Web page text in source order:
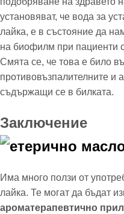
установяват, че вода за
лайка, е в състояние да
на биофилм при пациенти с
Смята се, че това е било
противовъзпалителните и
съдържащи се в билката.
Заключение
Има много ползи от
лайка. Те могат да бъдат
ароматерапевтично